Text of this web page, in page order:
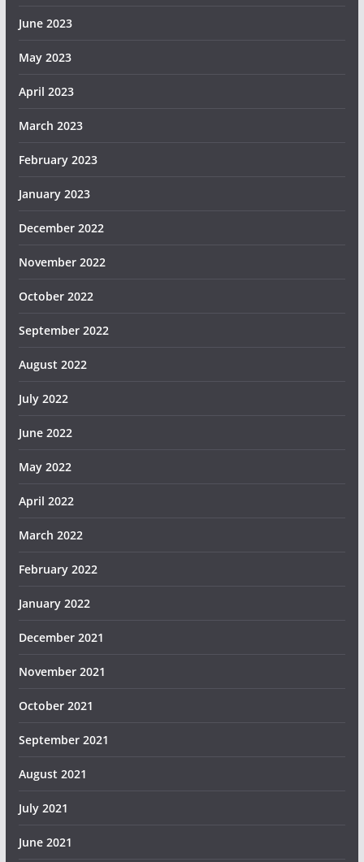
June 2023
May 2023
April 2023
March 2023
February 2023
January 2023
December 2022
November 2022
October 2022
September 2022
August 2022
July 2022
June 2022
May 2022
April 2022
March 2022
February 2022
January 2022
December 2021
November 2021
October 2021
September 2021
August 2021
July 2021
June 2021